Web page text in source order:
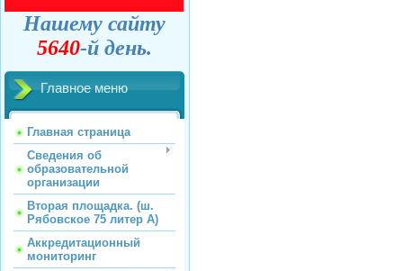
Нашему сайту
5640-й день.
Главное меню
Главная страница
Сведения об
образовательной
организации
Вторая площадка. (ш.
Рябовское 75 литер А)
Аккредитационный
мониторинг